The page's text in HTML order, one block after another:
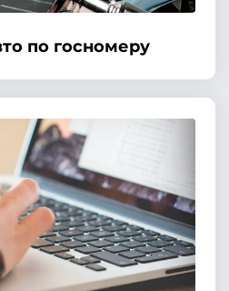
по госномеру